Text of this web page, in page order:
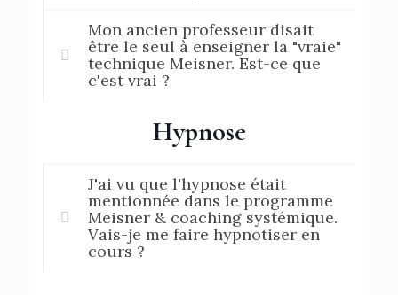
Mon ancien professeur disait
être le seul à enseigner la "vraie"
technique Meisner. Est-ce que
c'est vrai ?
Hypnose
J'ai vu que l'hypnose était
mentionnée dans le programme
Meisner & coaching systémique.
Vais-je me faire hypnotiser en
cours ?